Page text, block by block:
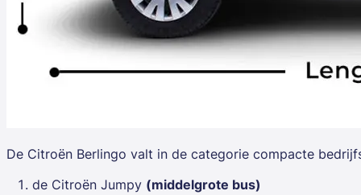
De Citroën Berlingo valt in de categorie compacte
de Citroën Jumpy (middelgrote bus)